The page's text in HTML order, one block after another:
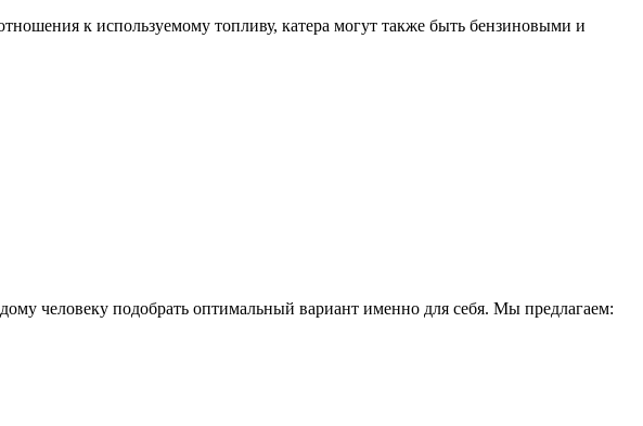
к используемому топливу, катера могут также быть бензиновыми и
человеку подобрать оптимальный вариант именно для себя. Мы предлагаем: